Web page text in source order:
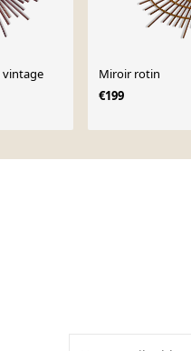
Miroir rotin
€199